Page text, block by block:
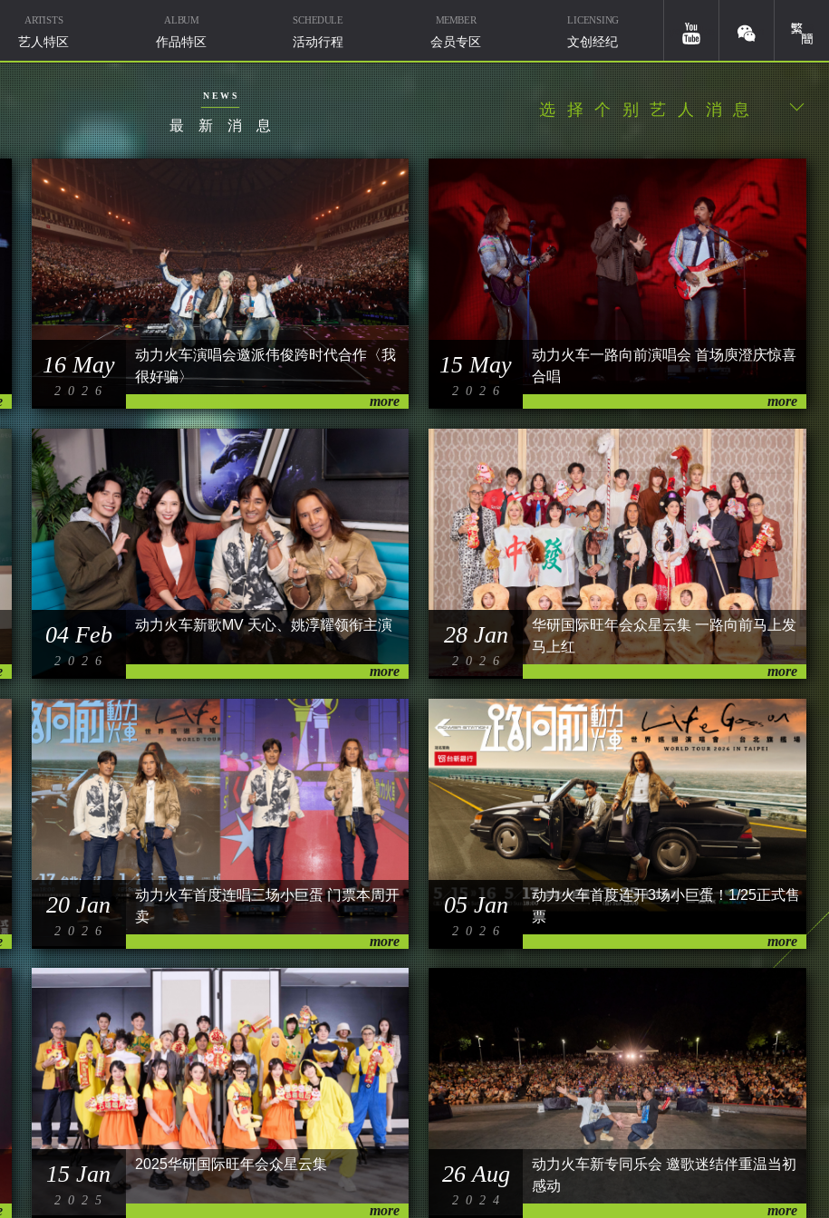
ARTISTS
艺人特区
ALBUM
作品特区
SCHEDULE
活动行程
MEMBER
会员专区
LICENSING
文创经纪
youtube weixin
华研国际音乐北京
微信ID：HIMMUSIC-BJ
簡體
最新消息
NEWS
16 May
2026
动力火车演唱会邀派伟俊跨时代合作〈我
很好骗〉
15 May
2026
动力火车一路向前演唱会 首场庾澄庆惊喜
合唱
04 Feb
2026
动力火车新歌MV 天心、姚淳耀领衔主演 28 Jan
2026
华研国际旺年会众星云集 一路向前马上发
马上红
20 Jan
2026
动力火车首度连唱三场小巨蛋 门票本周开
卖
05 Jan
2026
动力火车首度连开3场小巨蛋！1/25正式售
票
15 Jan
2025
2025华研国际旺年会众星云集 26 Aug
2024
动力火车新专同乐会 邀歌迷结伴重温当初
感动
选择个别艺人消息